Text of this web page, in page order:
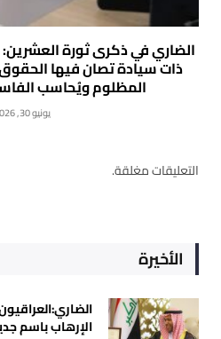
الضاري في ذكرى ثورة العشرين:
ذات سيادة تصان فيها
المظلوم ويُحاسب
يونيو 30, 2026
التعليقات مغلقة.
الأخيرة
الإرهاب باسم